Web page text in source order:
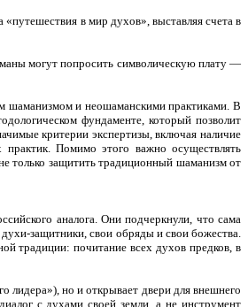
в мир духов», выставляя счета в
могут попросить символическую плату —
шаманизмом и неошаманскими практиками. В
фундаменте, который позволит
критерии экспертизы, включая наличие
практик. Помимо этого важно осуществлять
только защитить традиционный шаманизм от
аналога. Они подчеркнули, что сама
защитники, свои обряды и свои божества.
традиции: почитание всех духов предков, в
лидера»), но и открывает двери для внешнего
с духами своей земли, а не инструмент